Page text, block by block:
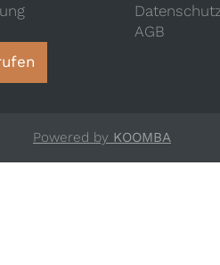
AGB
Powered by KOOMBA